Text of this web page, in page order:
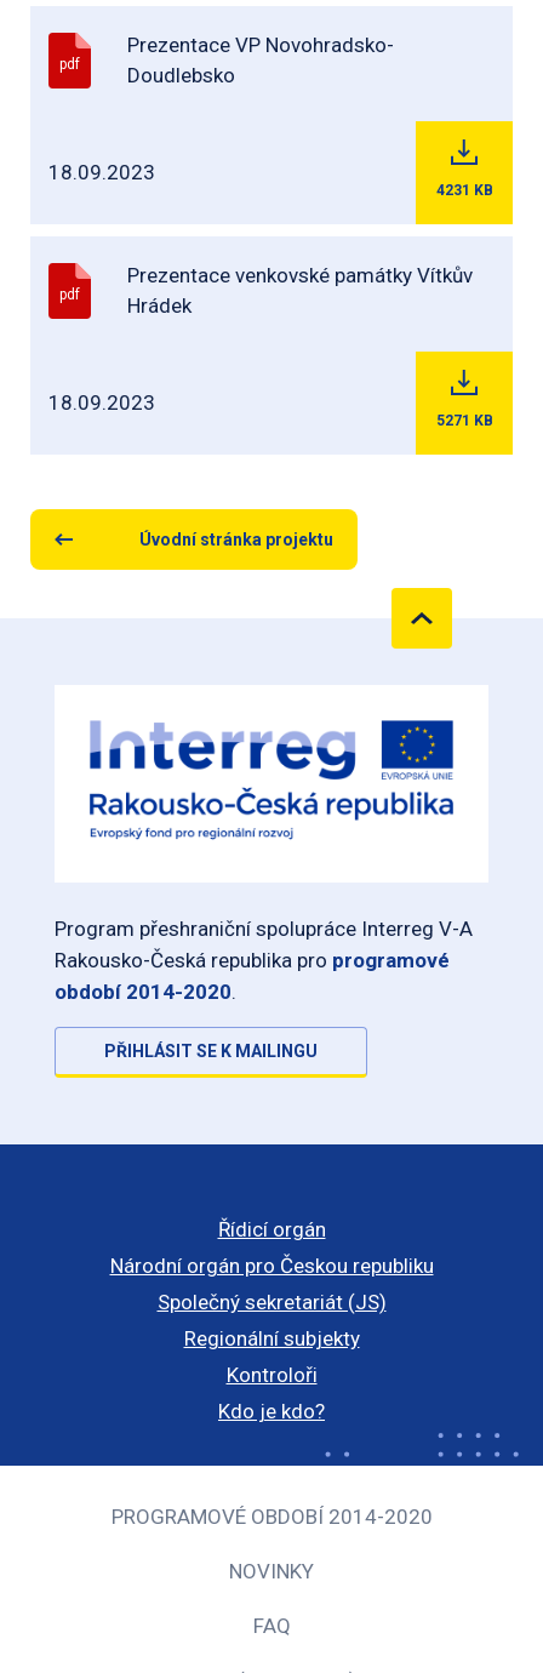
pdf
Prezentace VP Novohradsko-
Doudlebsko
18.09.2023
4231 KB
pdf
Prezentace venkovské památky Vítkův
Hrádek
18.09.2023
5271 KB
Úvodní stránka projektu
Program přeshraniční spolupráce Interreg V-A
Rakousko-Česká republika pro programové
období 2014-2020.
PŘIHLÁSIT SE K MAILINGU
Řídicí orgán
Národní orgán pro Českou republiku
Společný sekretariát (JS)
Regionální subjekty
Kontroloři
Kdo je kdo?
PROGRAMOVÉ OBDOBÍ 2014-2020
NOVINKY
FAQ